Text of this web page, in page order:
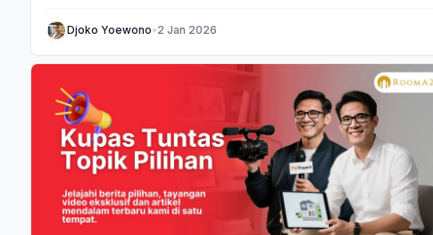
Djoko Yoewono•2 Jan 2026